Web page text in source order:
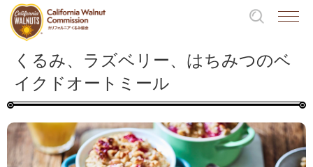
くるみ、ラズベリー、はちみつのベ
イクドオートミール